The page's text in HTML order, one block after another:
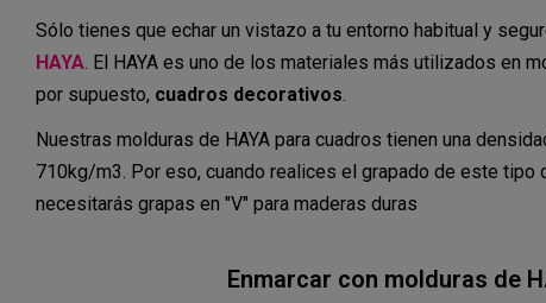
Sólo tienes que echar un vistazo a tu entorno habitual y
HAYA. El HAYA es uno de los materiales más utilizados en
por supuesto, cuadros decorativos.
Nuestras molduras de HAYA para cuadros tienen una
710kg/m3. Por eso, cuando realices el grapado de este tipo
necesitarás grapas en "V" para maderas duras
Enmarcar con molduras de